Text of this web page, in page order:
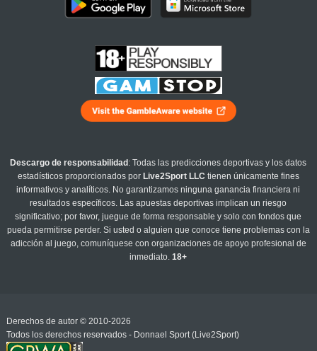
Descargo de responsabilidad : Todas las predicciones deportivas y los datos
estadísticos proporcionados por Live2Sport LLC tienen únicamente fines
informativos y analíticos. No garantizamos ninguna ganancia financiera ni
resultados específicos. Las apuestas deportivas implican un riesgo
significativo; por favor, juegue de forma responsable y solo con fondos que
pueda permitirse perder. Si usted o alguien que conoce tiene problemas con la
adicción al juego, comuníquese con organizaciones de apoyo profesional de
inmediato.18+
Derechos de autor © 2010-2026
Todos los derechos reservados - Donnael Sport (Live2Sport)